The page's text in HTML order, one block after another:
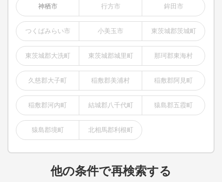
神栖市 行方市 鉾田市
つくばみらい市 小美玉市 東茨城郡茨城町
東茨城郡大洗町 東茨城郡城里町 那珂郡東海村
久慈郡大子町 稲敷郡美浦村 稲敷郡阿見町
稲敷郡河内町 結城郡八千代町 猿島郡五霞町
猿島郡境町 北相馬郡利根町
他の条件で再検索する